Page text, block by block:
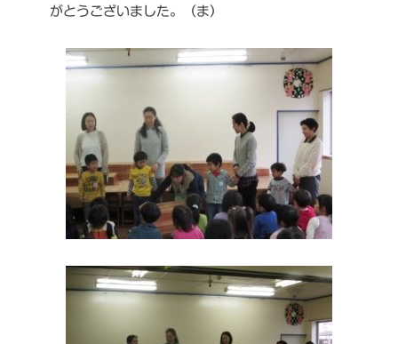
がとうございました。（ま）